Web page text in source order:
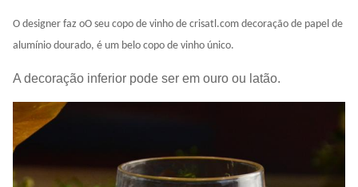
O designer faz oO seu copo de vinho de crisatl.com decoração de papel de
alumínio dourado, é um belo copo de vinho único.
A decoração inferior pode ser em ouro ou latão.